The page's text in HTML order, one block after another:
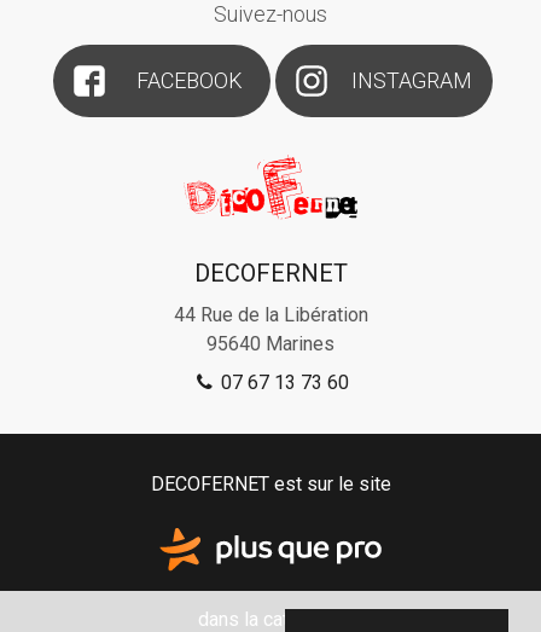
Suivez-nous
FACEBOOK INSTAGRAM
DECOFERNET
44 Rue de la Libération
95640 Marines
07 67 13 73 60
DECOFERNET est sur le site
dans la catégorie